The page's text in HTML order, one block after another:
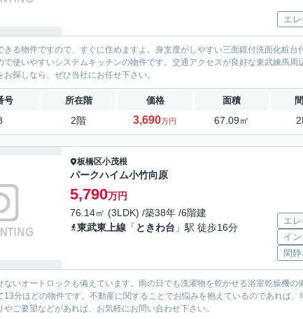
エ
きる物件ですので、すぐに住めますよ。身支度がしやすい三面鏡付洗面化粧
で使いやすいシステムキッチンの物件です。交通アクセスが良好な東武練馬
探しなら、ぜひ当社にお任せ下さい。
号 所在階 価格 面積
2階 3,690万円 67.09㎡
板橋区小茂根
パークハイム小竹向原
5,790万円
76.14㎡ (3LDK) /築38年 /6階建
東武東上線 「ときわ台 」駅 徒歩16分
エ
イ
閑
ないオートロックも備えています。雨の日でも洗濯物を乾かせる浴室乾燥機
13分ほどの物件です。不動産に関することでお悩みを抱えているのであれば
ご要望などがあれば、お気軽にお問い合わせ下さい。